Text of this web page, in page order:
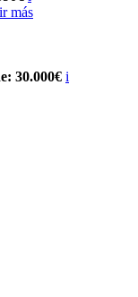
más
30.000€ i